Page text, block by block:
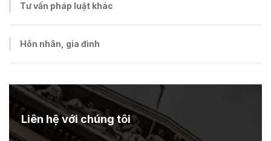
Tư vấn pháp luật khác
Hôn nhân, gia đình
Liên hệ với chúng tôi